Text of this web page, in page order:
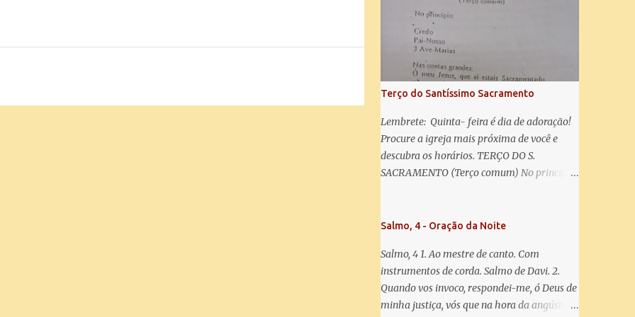
salve! A vós bradamos os degredados filhos
de Eva, a vós suspiramos, gemendo e
chorando neste vale de lágrimas. Eia, pois,
Advogada nossa, estes vossos olhos
misericordiosos a nós volvei, e depois deste
desterro, mostrai-nos Jesus. Bendito é o
fruto do vosso ventre, ó clemente, ó piedosa,
ó doce e sempre Virgem Maria. Rogai por
nós Santa Mãe de Deus. Para que sejamos
dignos das promessas de Cristo. Amém.
Terço do Santíssimo Sacramento
Lembrete: Quinta- feira é dia de adoração!
Procure a igreja mais próxima de você e
descubra os horários. TERÇO DO S.
SACRAMENTO (Terço comum) No principio:
Sacramentado, não permitais que eu viva
coração ao Vosso e o Vosso ao meu, e, nem
sem Vós morra eu! Nas contas pequenas:
Sacramento de Amor! Misericórdia Senhor!
Glória ao Pai: Cristo pão da vida e remédio
Salmo, 4 - Oração da Noite
Salmo, 4 1. Ao mestre de canto. Com
instrumentos de corda. Salmo de Davi. 2.
Quando vos invoco, respondei-me, ó Deus de
minha justiça, vós que na hora da angústia